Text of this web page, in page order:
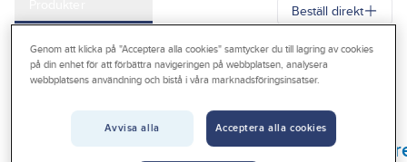
Outlet
Beställ direkt
Gelia Produkter Gelia El
Installationsmateriel
Ljus- och tidreglering
Timer
GELIA
Genom att klicka på "Acceptera alla cookies" samtycker du till lagring av cookies
på din enhet för att förbättra navigeringen på webbplatsen, analysera
webbplatsens användning och bistå i våra marknadsföringsinsatser.
Avvisa alla Acceptera alla cookies